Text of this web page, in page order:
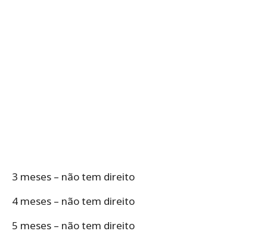
3 meses – não tem direito
4 meses – não tem direito
5 meses – não tem direito